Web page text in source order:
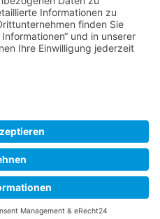
|Impressum
widerrufen